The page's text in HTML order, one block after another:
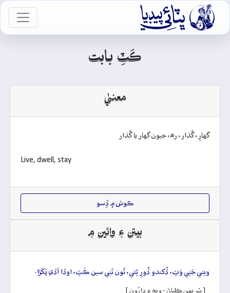

ڪَٽِ بابت
معنيٰ
گهارِ، گُذار، رھ، جيون گهار يا گُذار
Live, dwell, stay
ڪوش ۾ ڏِسو
بيتن ۽ وائين ۾
ويٺي جَنِي وَٽِ، ڏُکندو ڏُورِ ٿِئي، تُون تَنِي سين ڪَٽِ، اوڏا اَڏي پَکَڙا.
[ سُر يمن ڪلياڻ - ويڄ ۽ دارُون ]